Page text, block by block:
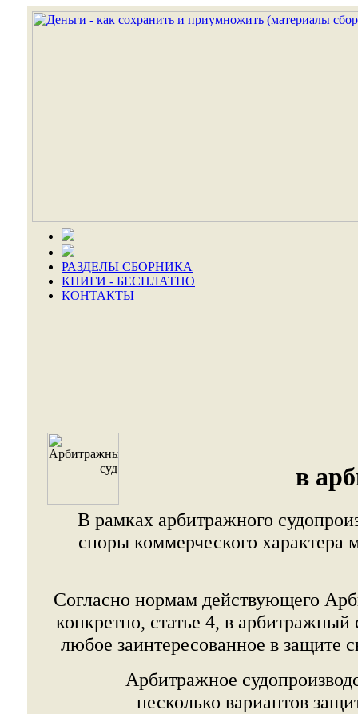
РАЗДЕЛЫ СБОРНИКА
КНИГИ - БЕСПЛАТНО
КОНТАКТЫ
в
В рамках арбитражного
споры коммерческого
Согласно нормам действующего
конкретно, статье 4, в арбитражный
любое заинтересованное в защите
Арбитражное
несколько вариантов